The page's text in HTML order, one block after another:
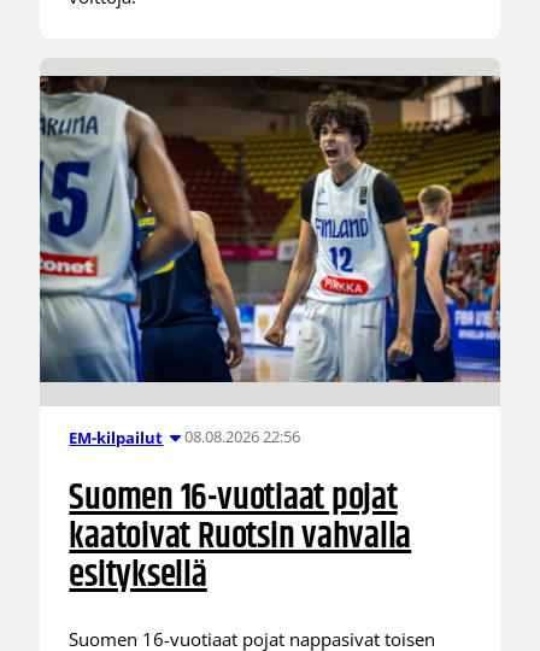
EM-kilpailut 08.08.2026 22:56
Suomen 16-vuotiaat pojat
kaatoivat Ruotsin vahvalla
esityksellä
Suomen 16-vuotiaat pojat nappasivat toisen